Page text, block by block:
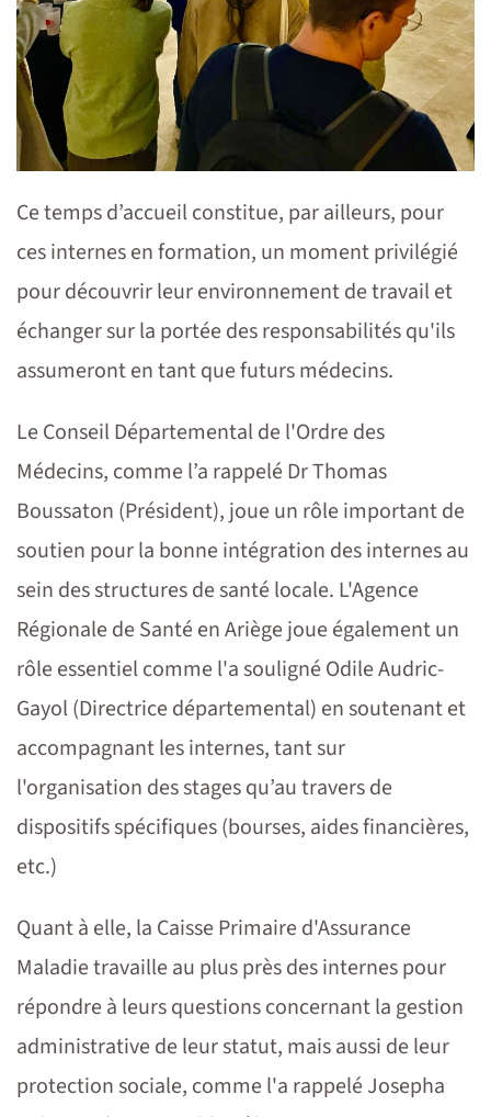
Ce temps d’accueil constitue, par ailleurs, pour
ces internes en formation, un moment privilégié
pour découvrir leur environnement de travail et
échanger sur la portée des responsabilités qu'ils
assumeront en tant que futurs médecins.
Le Conseil Départemental de l'Ordre des
Médecins, comme l’a rappelé Dr Thomas
Boussaton (Président), joue un rôle important de
soutien pour la bonne intégration des internes au
sein des structures de santé locale. L'Agence
Régionale de Santé en Ariège joue également un
rôle essentiel comme l'a souligné Odile Audric-
Gayol (Directrice départemental) en soutenant et
accompagnant les internes, tant sur
l'organisation des stages qu’au travers de
dispositifs spécifiques (bourses, aides financières,
etc.)
Quant à elle, la Caisse Primaire d'Assurance
Maladie travaille au plus près des internes pour
répondre à leurs questions concernant la gestion
administrative de leur statut, mais aussi de leur
protection sociale, comme l'a rappelé Josepha